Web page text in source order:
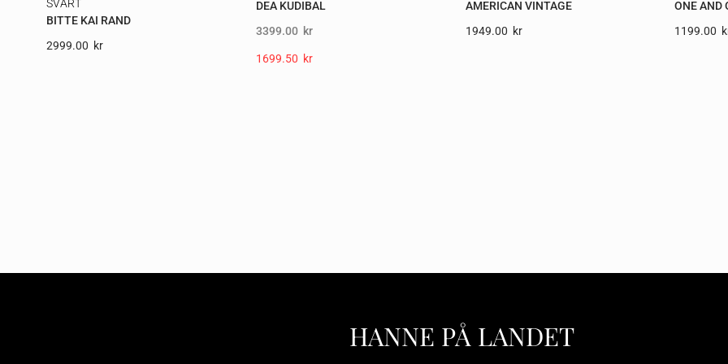
SVART
BITTE KAI RAND
2999.00 Kr
DEA KUDIBAL
3399.00 kr
1699.50 Kr
AMERICAN VINTAGE
1949.00 Kr
ONE AND
1199.00
HANNE PÅ LANDET